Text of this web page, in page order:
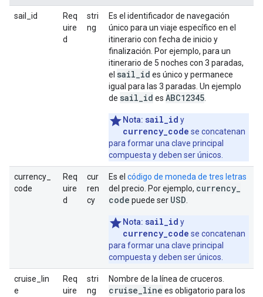
sail_id
Req
uire
d
stri
ng
Es el identificador de navegación
único para un viaje específico en el
itinerario con fecha de inicio y
finalización. Por ejemplo, para un
itinerario de 5 noches con 3 paradas,
el sail id es único y permanece
igual para las 3 paradas. Un ejemplo
de sail id es ABC12345
Nota: sail_id y
currency_code se concatenan
para formar una clave principal
compuesta y deben ser únicos.
currency_
code
Req
uire
d
cur
ren
cy
Es el código de moneda de tres letras
del precio. Por ejemplo, currency
code puede ser USD
Nota: sail_id y
currency_code se concatenan
para formar una clave principal
compuesta y deben ser únicos.
cruise_lin
e
Req
uire
stri
ng
Nombre de la línea de cruceros.
cruise line es obligatorio para los